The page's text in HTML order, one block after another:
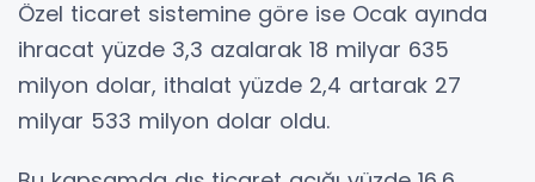
Özel ticaret sistemine göre ise Ocak ayında
ihracat yüzde 3,3 azalarak 18 milyar 635
milyon dolar, ithalat yüzde 2,4 artarak 27
milyar 533 milyon dolar oldu.